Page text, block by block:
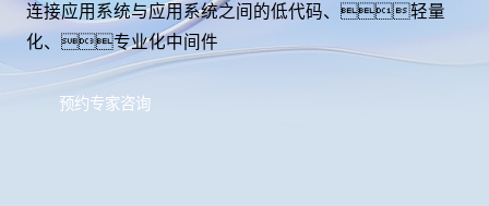
连接应用系统与应用系统之间的低代码、轻量
化、专业化中间件
预约专家咨询